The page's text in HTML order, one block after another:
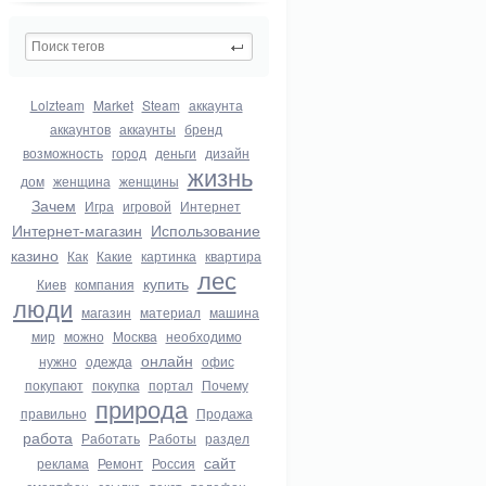
Lolzteam Market Steam аккаунта
аккаунтов аккаунты бренд
возможность город деньги дизайн
дом женщина женщины жизнь
Зачем Игра игровой Интернет
Интернет-магазин Использование
казино Как Какие картинка квартира
Киев компания купить лес
люди магазин материал машина
мир можно Москва необходимо
нужно одежда онлайн офис
покупают покупка портал Почему
правильно природа Продажа
работа Работать Работы раздел
реклама Ремонт Россия сайт